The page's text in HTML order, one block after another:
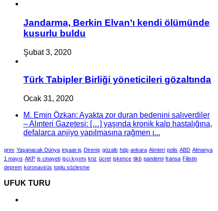
Jandarma, Berkin Elvan’ı kendi ölümünde
kusurlu buldu
Şubat 3, 2020
Türk Tabipler Birliği yöneticileri gözaltında
Ocak 31, 2020
M. Emin Özkan: Ayakta zor duran bedenini salıverdiler
– Alınteri Gazetesi: […] yaşında kronik kalp hastalığına,
defalarca anjiyo yapılmasına rağmen ı...
grev Yaşanacak Dünya inşaat-iş Direniş gözaltı hdp ankara Alınteri polis ABD Almanya
1 mayıs AKP iş cinayeti işçi kıyımı kriz ücret işkence tikb pandemi fransa Filistin
deprem koronavirüs toplu sözleşme
UFUK TURU